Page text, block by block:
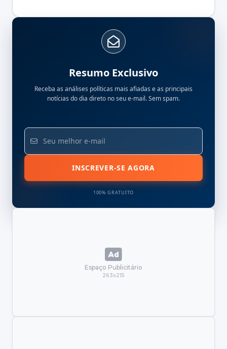
Resumo Exclusivo
Receba as análises políticas mais afiadas e as principais
notícias do dia direto no seu e-mail. Sem spam.
INSCREVER-SE AGORA
100% GRATUITO
Espaço Publicitário
263x215